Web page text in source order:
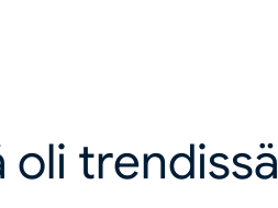
oli trendissä